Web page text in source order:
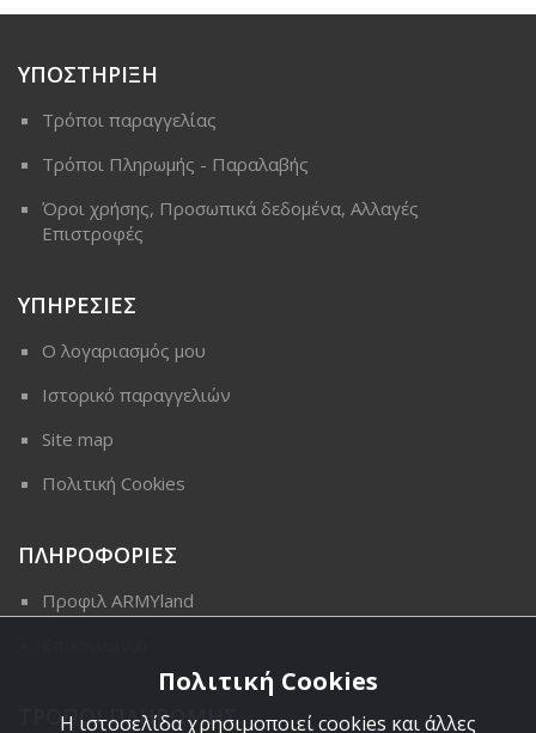
ΥΠΟΣΤΗΡΙΞΗ
Τρόποι παραγγελίας
Τρόποι Πληρωμής - Παραλαβής
Όροι χρήσης, Προσωπικά δεδομένα, Αλλαγές
Επιστροφές
ΥΠΗΡΕΣΙΕΣ
Ο λογαριασμός μου
Ιστορικό παραγγελιών
Site map
Πολιτική Cookies
ΠΛΗΡΟΦΟΡΙΕΣ
Προφιλ ARMYland
ΤΡΟΠΟΙ ΠΛΗΡΩΜΗΣ
Πολιτική Cookies
Η ιστοσελίδα χρησιμοποιεί cookies και άλλες